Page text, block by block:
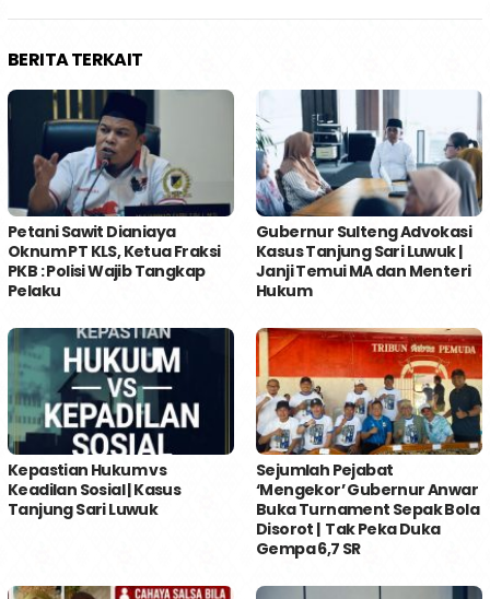
BERITA TERKAIT
Petani Sawit Dianiaya
Oknum PT KLS, Ketua Fraksi
PKB : Polisi Wajib Tangkap
Pelaku
Gubernur Sulteng Advokasi
Kasus Tanjung Sari Luwuk |
Janji Temui MA dan Menteri
Hukum
Kepastian Hukum vs
Keadilan Sosial | Kasus
Tanjung Sari Luwuk
Sejumlah Pejabat
‘Mengekor’ Gubernur Anwar
Buka Turnament Sepak Bola
Disorot | Tak Peka Duka
Gempa 6,7 SR